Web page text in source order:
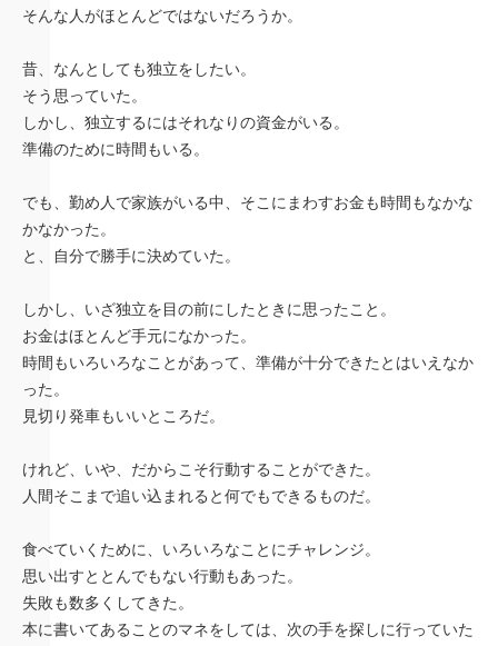
そんな人がほとんどではないだろうか。
昔、なんとしても独立をしたい。
そう思っていた。
しかし、独立するにはそれなりの資金がいる。
準備のために時間もいる。
でも、勤め人で家族がいる中、そこにまわすお金も時間もなかな
かなかった。
と、自分で勝手に決めていた。
しかし、いざ独立を目の前にしたときに思ったこと。
お金はほとんど手元になかった。
時間もいろいろなことがあって、準備が十分できたとはいえなか
った。
見切り発車もいいところだ。
けれど、いや、だからこそ行動することができた。
人間そこまで追い込まれると何でもできるものだ。
食べていくために、いろいろなことにチャレンジ。
思い出すととんでもない行動もあった。
失敗も数多くしてきた。
本に書いてあることのマネをしては、次の手を探しに行っていた